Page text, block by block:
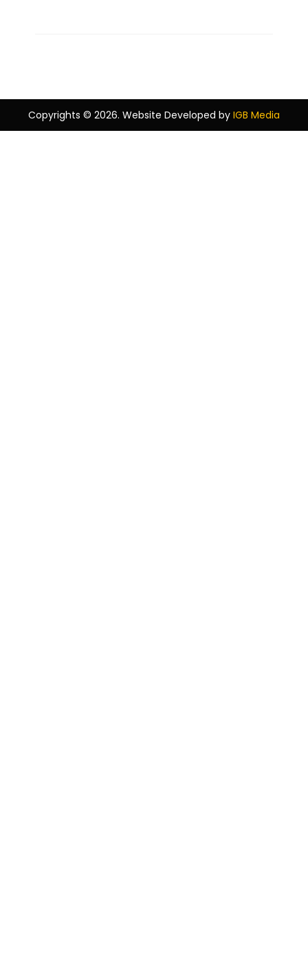
Copyrights © 2026. Website Developed by IGB Media